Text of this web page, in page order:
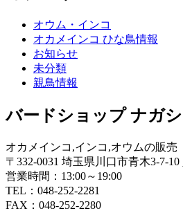
オウム・インコ
オカメインコ ひな鳥情報
お知らせ
未分類
親鳥情報
バードショップ ナガ
オカメインコ,インコ,オウムの販売
〒332-0031 埼玉県川口市青木3-7-
営業時間：13:00～19:00
TEL：048-252-2281
FAX：048-252-2280